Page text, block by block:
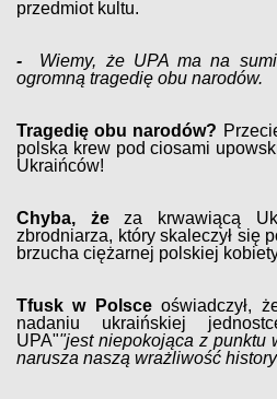
przedmiot kultu.
- Wiemy, że UPA ma na
ogromną tragedię obu narodów.
Tragedię obu narodów?
polska krew pod ciosami
Ukraińców!
Chyba, żeza krwawiącą
zbrodniarza, który skaleczył się
brzucha ciężarnej polskiej
Tfusk w Polsceoświadczył,
nadaniu ukraińskiej
UPA""jest niepokojąca z punktu
narusza naszą wrażliwość